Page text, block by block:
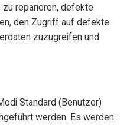
reparieren, defekte
den Zugriff auf defekte
zuzugreifen und
Standard (Benutzer)
werden. Es werden